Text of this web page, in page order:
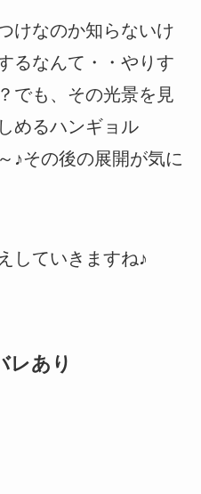
けなのか知らないけ
るなんて・・やりす
でも、その光景を見
めるハンギョル
♪その後の展開が気に
していきますね♪
レあり